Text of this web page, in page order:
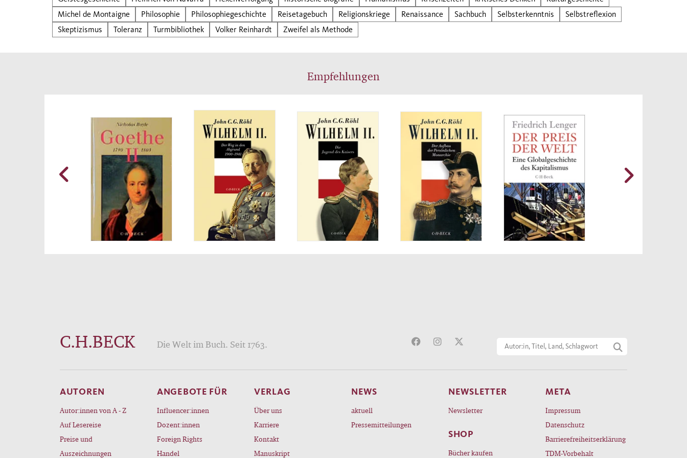
Krieg zwingt zu unkonventionellen Überlebensstrategien.
Montaigne empfiehlt mit dieser Episode «Natürlichkeit» im
Verhalten und zugleich kluge Verstellung. Das ist auch die
Spleens und Obsessionen schreibt, immer wirkt er ganz arglos
Montaignes meist aus seinen verführerisch authentisch
klingenden Schriften abgeleitet. Volker Reinhardt geht den
umgekehrten Weg und macht von Montaignes Leben aus die
Essays neuverständlich: als eine Überlebensphilosophie in
Zeiten der Gewalt, die uns bis heute direkt anspricht.
Michel de Montaigne
Philosophie Philosophiegeschichte Reisetagebuch Religionskriege Renaissance Sachbuch Selbsterkenntnis
Selbstreflexion
Skeptizismus
Toleranz Turmbibliothek Volker Reinhardt Zweifel als Methode
Empfehlungen
C.H.BECK Die Welt im Buch. Seit 1763.
AUTOREN
Autor:innen von A - Z
Auf Lesereise
Preise und
Auszeichnungen
ANGEBOTE FÜR
Influencer:innen
Dozent:innen
Foreign Rights
Handel
VERLAG
Über uns
Karriere
Kontakt
Manuskript
NEWS
aktuell
Pressemitteilungen
NEWSLETTER
Newsletter
SHOP
Bücher kaufen
META
Impressum
Datenschutz
Barrierefreiheitserklärung
TDM-Vorbehalt